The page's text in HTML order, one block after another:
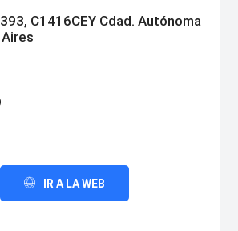
C1416CEY Cdad. Autónoma
IR A LA WEB